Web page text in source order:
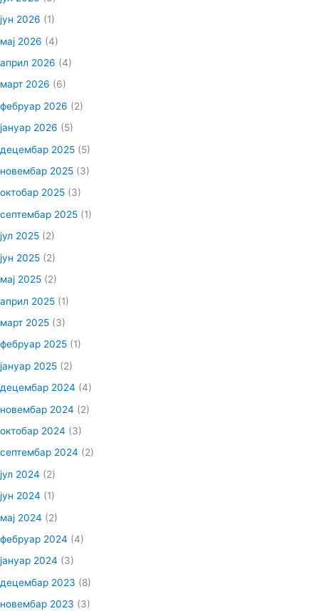
јун 2026 (1)
мај 2026 (4)
април 2026 (4)
март 2026 (6)
фебруар 2026 (2)
јануар 2026 (5)
децембар 2025 (5)
новембар 2025 (3)
октобар 2025 (3)
септембар 2025 (1)
јул 2025 (2)
јун 2025 (2)
мај 2025 (2)
април 2025 (1)
март 2025 (3)
фебруар 2025 (1)
јануар 2025 (2)
децембар 2024 (4)
новембар 2024 (2)
октобар 2024 (3)
септембар 2024 (2)
јул 2024 (2)
јун 2024 (1)
мај 2024 (2)
фебруар 2024 (4)
јануар 2024 (3)
децембар 2023 (8)
новембар 2023 (3)